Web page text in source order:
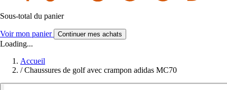
Sous-total du panier
Voir mon panier Continuer mes achats
Loading...
Accueil
/ Chaussures de golf avec crampon adidas MC70